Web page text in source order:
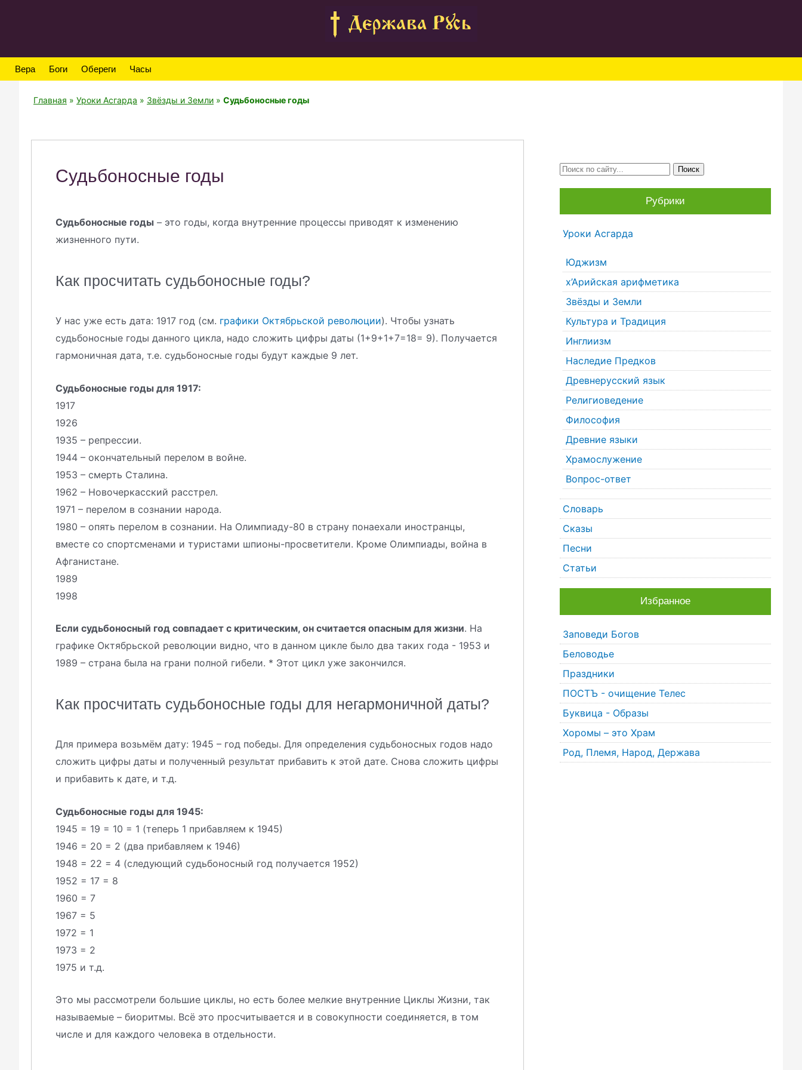
Вера Боги Обереги Часы
Главная » Уроки Асгарда » Звёзды и Земли » Судьбоносные годы
Судьбоносные годы
Судьбоносные годы – это годы, когда внутренние процессы приводят к изменению
жизненного пути.
Как просчитать судьбоносные годы?
У нас уже есть дата: 1917 год (см. графики Октябрьской революции). Чтобы узнать
судьбоносные годы данного цикла, надо сложить цифры даты (1+9+1+7=18= 9). Получается
гармоничная дата, т.е. судьбоносные годы будут каждые 9 лет.
Судьбоносные годы для 1917:
1917
1926
1935 – репрессии.
1944 – окончательный перелом в войне.
1953 – смерть Сталина.
1962 – Новочеркасский расстрел.
1971 – перелом в сознании народа.
1980 – опять перелом в сознании. На Олимпиаду-80 в страну понаехали иностранцы,
вместе со спортсменами и туристами шпионы-просветители. Кроме Олимпиады, война в
Афганистане.
1989
1998
Если судьбоносный год совпадает с критическим, он считается опасным для жизни. На
графике Октябрьской революции видно, что в данном цикле было два таких года - 1953 и
1989 – страна была на грани полной гибели. * Этот цикл уже закончился.
Как просчитать судьбоносные годы для негармоничной даты?
Для примера возьмём дату: 1945 – год победы. Для определения судьбоносных годов надо
сложить цифры даты и полученный результат прибавить к этой дате. Снова сложить цифры
и прибавить к дате, и т.д.
Судьбоносные годы для 1945:
1945 = 19 = 10 = 1 (теперь 1 прибавляем к 1945)
1946 = 20 = 2 (два прибавляем к 1946)
1948 = 22 = 4 (следующий судьбоносный год получается 1952)
1952 = 17 = 8
1960 = 7
1967 = 5
1972 = 1
1973 = 2
1975 и т.д.
Это мы рассмотрели большие циклы, но есть более мелкие внутренние Циклы Жизни, так
называемые – биоритмы. Всё это просчитывается и в совокупности соединяется, в том
числе и для каждого человека в отдельности.
Рубрики
Уроки Асгарда
Юджизм
х’Арийская арифметика
Звёзды и Земли
Культура и Традиция
Инглиизм
Наследие Предков
Древнерусский язык
Религиоведение
Философия
Древние языки
Храмослужение
Вопрос-ответ
Словарь
Сказы
Песни
Статьи
Избранное
Заповеди Богов
Беловодье
Праздники
ПОСТЪ - очищение Телес
Буквица - Образы
Хоромы – это Храм
Род, Племя, Народ, Держава